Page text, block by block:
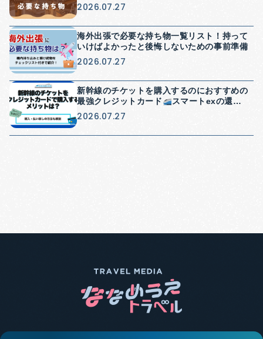
防げる持ち物紹介
2026.07.27
海外出張で必要な持ち物一覧リスト！持って
いけばよかったと後悔しないための事前準備
2026.07.27
新幹線のチケットを購入するのにおすすめの
最強クレジットカード
スマートexの還元
率や使い方を紹介
2026.07.27